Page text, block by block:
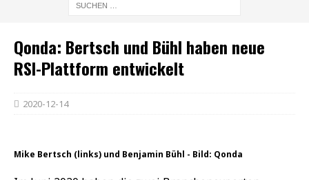
Qonda: Bertsch und Bühl haben neue
RSI-Plattform entwickelt
2020-12-14
Mike Bertsch (links) und Benjamin Bühl - Bild: Qonda